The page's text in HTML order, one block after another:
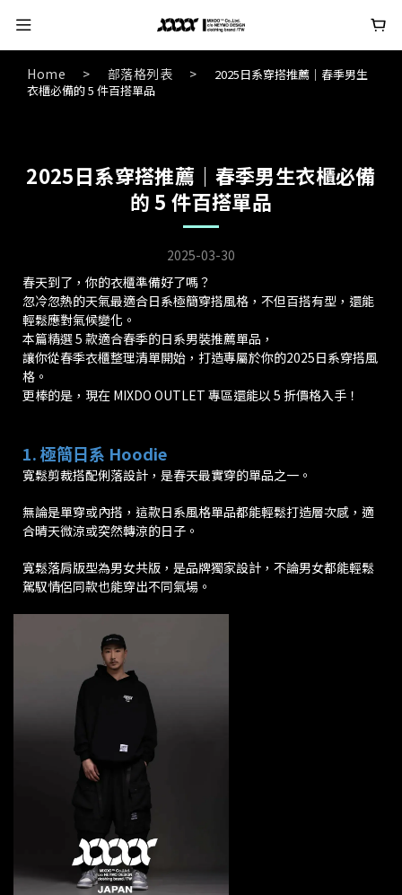
Home > 部落格列表 >
2025日系穿搭推薦｜春季男生
衣櫃必備的 5 件百搭單品
2025日系穿搭推薦｜春季男生衣櫃必備
的 5 件百搭單品
2025-03-30
春天到了，你的衣櫃準備好了嗎？
忽冷忽熱的天氣最適合日系極簡穿搭風格，不但百搭有型，還能
輕鬆應對氣候變化。
本篇精選 5 款適合春季的日系男裝推薦單品，
讓你從春季衣櫃整理清單開始，打造專屬於你的2025日系穿搭風
格。
更棒的是，現在 MIXDO OUTLET 專區還能以 5 折價格入手！
1. 極簡日系 Hoodie
寬鬆剪裁搭配俐落設計，是春天最實穿的單品之一。
無論是單穿或內搭，這款日系風格單品都能輕鬆打造層次感，適
合晴天微涼或突然轉涼的日子。
寬鬆落肩版型為男女共版，是品牌獨家設計，不論男女都能輕鬆
駕馭情侶同款也能穿出不同氣場。